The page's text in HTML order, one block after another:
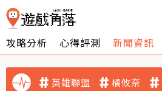
攻略分析 心得評測 新聞資訊
英雄聯盟 橘攸奈